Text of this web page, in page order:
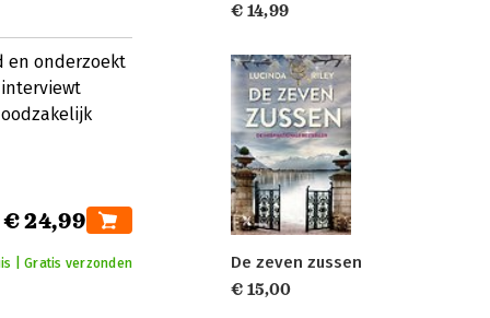
en onderzoekt
€ 24,99
| Gratis verzonden
€ 14,99
De zeven zussen
€ 15,00